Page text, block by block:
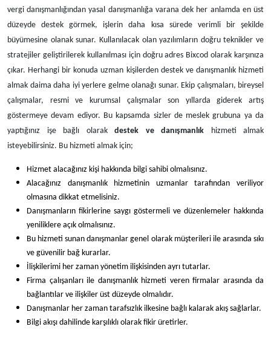
vergi danışmanlığından yasal danışmanlığa varana dek her anlamda en üst
düzeyde destek görmek, işlerin daha kısa sürede verimli bir şekilde
büyümesine olanak sunar. Kullanılacak olan yazılımların doğru teknikler ve
stratejiler geliştirilerek kullanılması için doğru adres Bixcod olarak karşınıza
çıkar. Herhangi bir konuda uzman kişilerden destek ve danışmanlık hizmeti
almak daima daha iyi yerlere gelme olanağı sunar. Ekip çalışmaları, bireysel
çalışmalar, resmi ve kurumsal çalışmalar son yıllarda giderek artış
göstermeye devam ediyor. Bu kapsamda sizler de meslek grubuna ya da
yaptığınız işe bağlı olarak destek ve danışmanlık hizmeti almak
isteyebilirsiniz. Bu hizmeti almak için;
Hizmet alacağınız kişi hakkında bilgi sahibi olmalısınız.
Alacağınız danışmanlık hizmetinin uzmanlar tarafından veriliyor
olmasına dikkat etmelisiniz.
Danışmanların fikirlerine saygı göstermeli ve düzenlemeler hakkında
yeniliklere açık olmalısınız.
Bu hizmeti sunan danışmanlar genel olarak müşterileri ile arasında sıkı
ve güvenilir bağ kurarlar.
İlişkilerimi her zaman yönetim ilişkisinden ayrı tutarlar.
Firma çalışanları ile danışmanlık hizmeti veren firmalar arasında da
bağlantılar ve ilişkiler üst düzeyde olmalıdır.
Danışmanlar her zaman tarafsızlık ilkesine bağlı kalarak akış sağlarlar.
Bilgi akışı dahilinde karşılıklı olarak fikir üretirler.